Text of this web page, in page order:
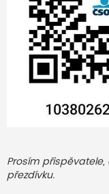
Prosím
přezdívku.